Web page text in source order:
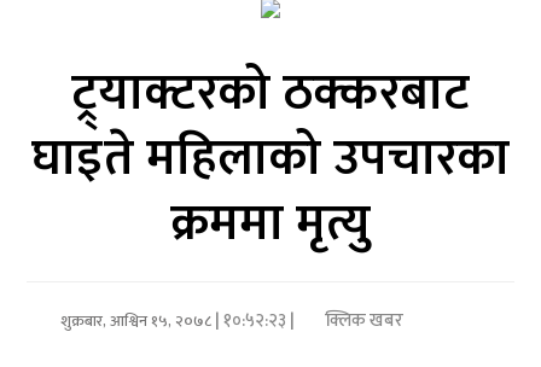
पत्रिका
सम्पादकीय
अर्थ/
ट्र्याक्टरको ठक्करबाट
घाइते महिलाको उपचारका
क्रममा मृत्यु
शुक्रबार, आश्विन १५, २०७८| १०:५२:२३ | क्लिक खबर